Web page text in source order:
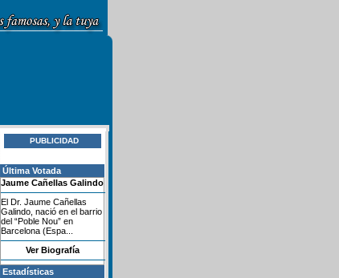
PUBLICIDAD
Última Votada
Jaume Cañellas Galindo
El Dr. Jaume Cañellas
Galindo, nació en el barrio
del “Poble Nou” en
Barcelona (Espa...
Ver Biografía
Estadísticas